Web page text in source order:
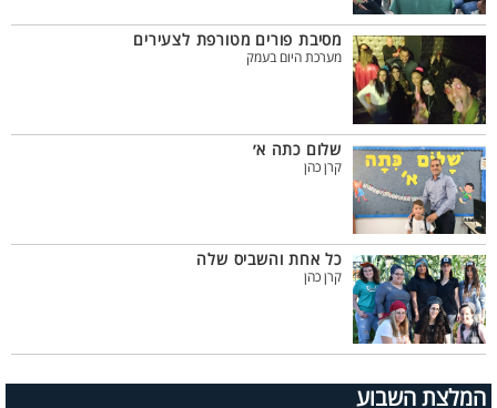
מסיבת פורים מטורפת לצעירים
מערכת היום בעמק
שלום כתה א׳
קרן כהן
כל אחת והשביס שלה
קרן כהן
המלצת השבוע